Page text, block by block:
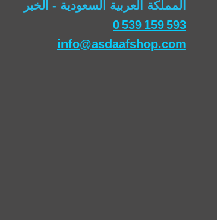
المملكة العربية السعودية - الخبر
0 539 159 593
info@asdaafshop.com